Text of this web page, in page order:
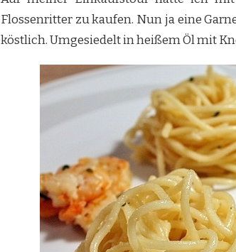
Flossenritter zu kaufen. Nun ja eine
köstlich. Umgesiedelt in heißem Öl mit